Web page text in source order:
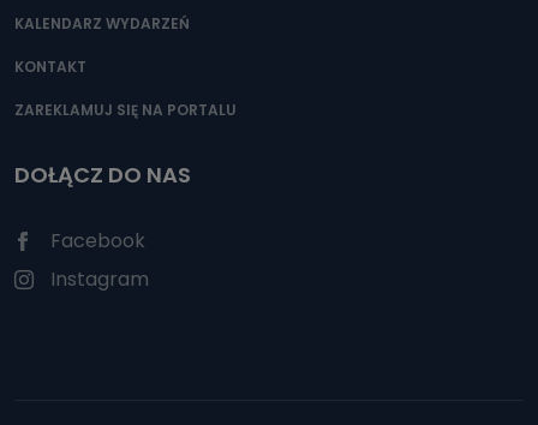
KALENDARZ WYDARZEŃ
KONTAKT
ZAREKLAMUJ SIĘ NA PORTALU
DOŁĄCZ DO NAS
Facebook
Instagram